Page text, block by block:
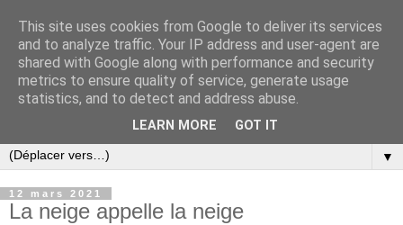
▼
12 mars 2021
La neige appelle la neige
This site uses cookies from Google to deliver its services
and to analyze traffic. Your IP address and user-agent are
shared with Google along with performance and security
metrics to ensure quality of service, generate usage
statistics, and to detect and address abuse.
LEARN MORE GOT IT